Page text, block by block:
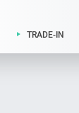
TRADE-IN